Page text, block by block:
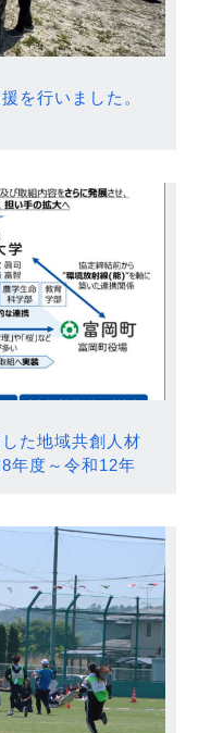
を行いました。
た地域共創人材
年度～令和12年